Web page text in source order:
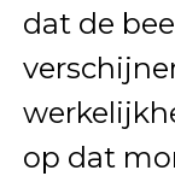
dat de
op dat